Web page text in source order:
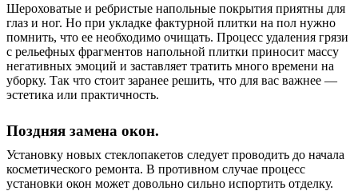
Шероховатые и ребристые напольные покрытия приятны для
глаз и ног. Но при укладке фактурной плитки на пол нужно
помнить, что ее необходимо очищать. Процесс удаления грязи
с рельефных фрагментов напольной плитки приносит массу
негативных эмоций и заставляет тратить много времени на
уборку. Так что стоит заранее решить, что для вас важнее —
эстетика или практичность.
Поздняя замена окон.
Установку новых стеклопакетов следует проводить до начала
косметического ремонта. В противном случае процесс
установки окон может довольно сильно испортить отделку.